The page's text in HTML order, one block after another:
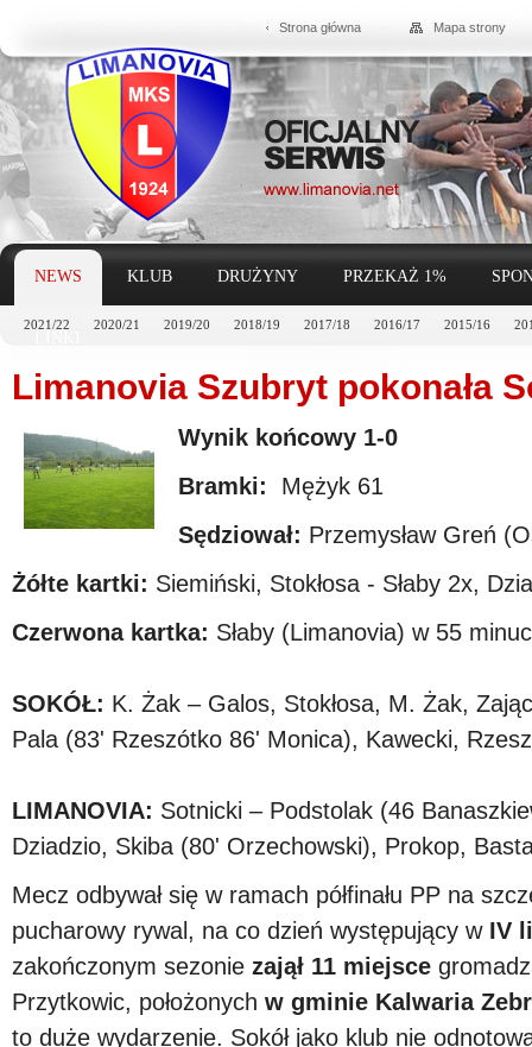
Strona główna Mapa strony
NEWS
2021/22 2020/21 2019/20 2018/19 2017/18 2016/17 2015/16
KLUB DRUŻYNY PRZEKAŻ 1%
Limanovia Szubryt pokonała
Wynik końcowy 1-0
Bramki: Mężyk 61
Sędziował: Przemysław Greń
Żółte kartki: Siemiński, Stokłosa - Słaby 2x,
Czerwona kartka: Słaby (Limanovia) w 55
SOKÓŁ: K. Żak – Galos, Stokłosa, M. Żak,
Pala (83' Rzeszótko 86' Monica), Kawecki,
LIMANOVIA: Sotnicki – Podstolak (46
Dziadzio, Skiba (80' Orzechowski), Prokop,
Mecz odbywał się w ramach półfinału PP na
pucharowy rywal, na co dzień występujący w IV
zakończonym sezonie zajął 11 miejsce
Przytkowic, położonych w gminie Kalwaria
to duże wydarzenie. Sokół jako klub nie